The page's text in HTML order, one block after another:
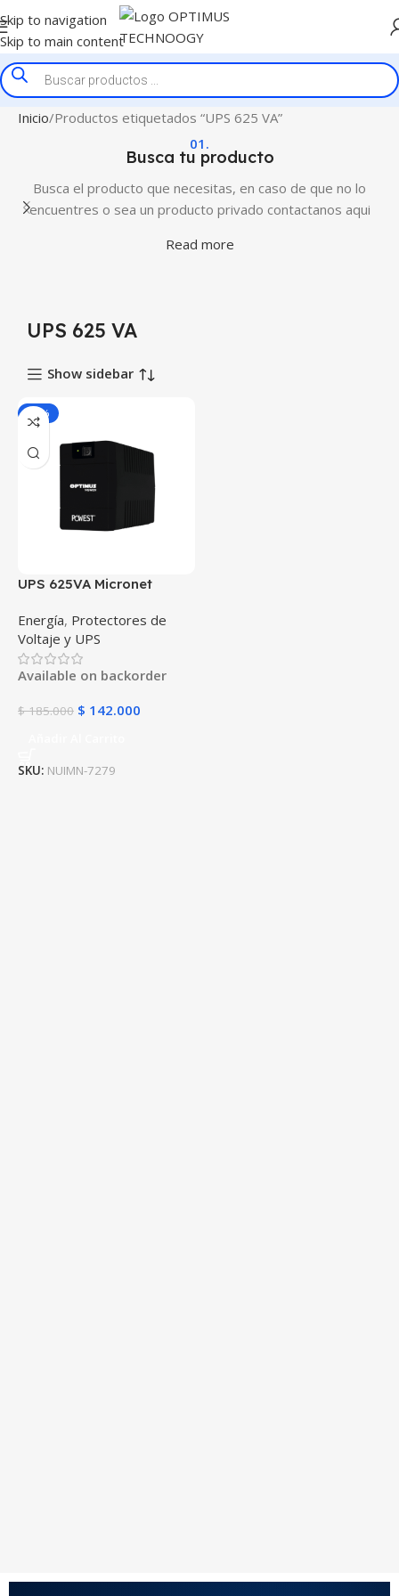
Skip to navigation
Skip to main content
Inicio Productos etiquetados “UPS 625 VA”
01.
Busca tu producto
Busca el producto que necesitas, en caso de que no lo
encuentres o sea un producto privado contactanos aqui
Read more
UPS 625 VA
Show sidebar
-23%
UPS 625VA Micronet
Regulación AVR, 2 salidas
NEMA y respaldo de
batería ideal para PC,
router, oficina en casa y
Energía, Protectores de
Voltaje y UPS
Available on backorder
$185.000 $ 142.000
SKU: NUIMN-7279